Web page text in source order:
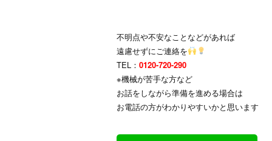
不明点や不安なことなどがあれば
遠慮せずにご連絡を
TEL： 0120-720-290
※機械が苦手な方など
お話をしながら準備を進める場合は
お電話の方がわかりやすいかと思います